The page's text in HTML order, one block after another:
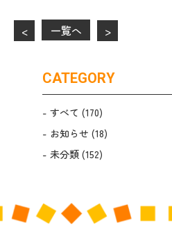
< 一覧へ >
CATEGORY
すべて (170)
お知らせ (18)
未分類(152)